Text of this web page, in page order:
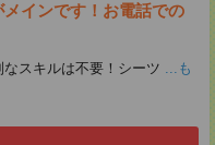
インです！お電話での
スキルは不要！シーツ ...も